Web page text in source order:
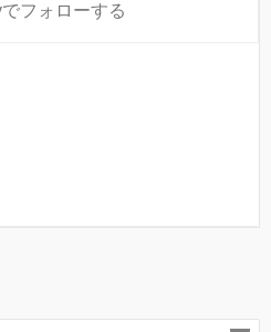
でフォローする